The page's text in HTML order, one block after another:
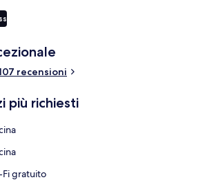
recensioni
più richiesti
gratuito